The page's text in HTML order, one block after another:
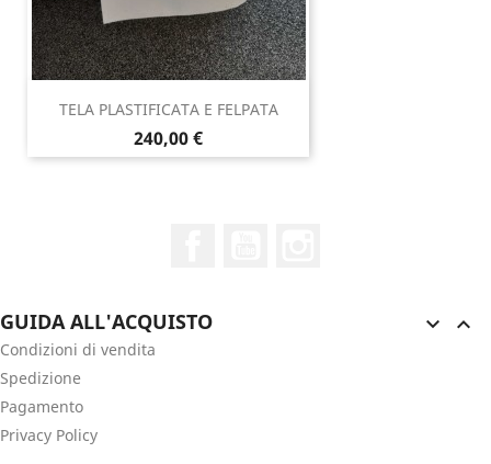
TELA PLASTIFICATA E FELPATA
Prezzo
240,00 €
GUIDA ALL'ACQUISTO  
Condizioni di vendita
Spedizione
Pagamento
Privacy Policy